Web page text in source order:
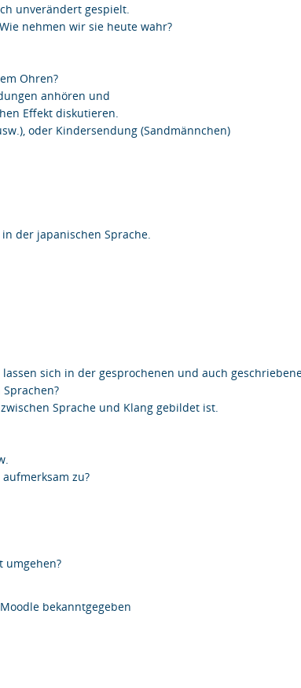
unverändert gespielt.
nehmen wir sie heute wahr?
Ohren?
anhören und
Effekt diskutieren.
oder Kindersendung (Sandmännchen)
der japanischen Sprache.
sich in der gesprochenen und auch
Sprache und Klang gebildet ist.
zu?
umgehen?
bekanntgegeben